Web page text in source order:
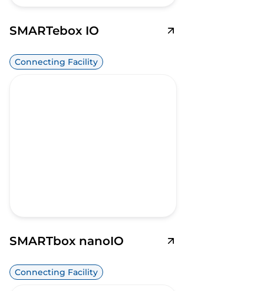
SMARTebox IO
Connecting Facility
SMARTbox nanoIO
Connecting Facility